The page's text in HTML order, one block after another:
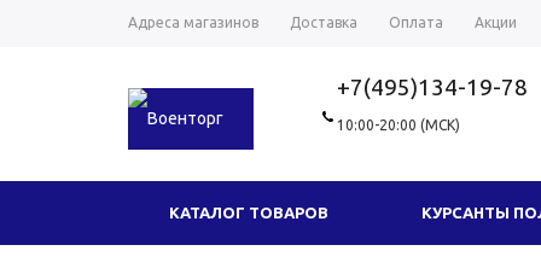
Адреса магазинов Доставка Оплата Акции
+7(495)134-19-78
10:00-20:00 (МСК)
КАТАЛОГ ТОВАРОВ КУРСАНТЫ